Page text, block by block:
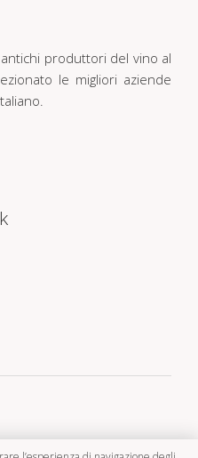
produttori del vino al
le migliori aziende